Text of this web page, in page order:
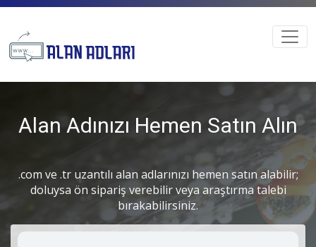
Alan Adınızı Hemen Satın Alın
.com ve .tr uzantılı alan adlarınızı hemen satın alabilir;
doluysa ön sipariş verebilir veya araştırma talebi
bırakabilirsiniz.
Anahtar kelime